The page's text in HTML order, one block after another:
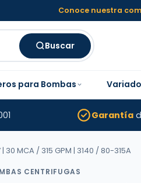
Conoce nuestra
Buscar
para Bombas
Garantía
MCA / 315 GPM | 3140 / 80-315A
CENTRIFUGAS